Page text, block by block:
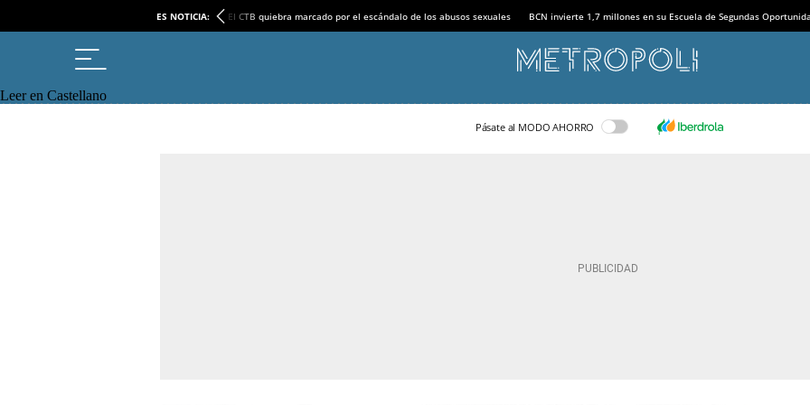
ES NOTICIA: El CTB quiebra marcado por el escándalo de los abusos sexuales BCN invierte 1,7 millones en su Escuela de Segundas
Leer en Castellano
Pásate al MODO AHORRO